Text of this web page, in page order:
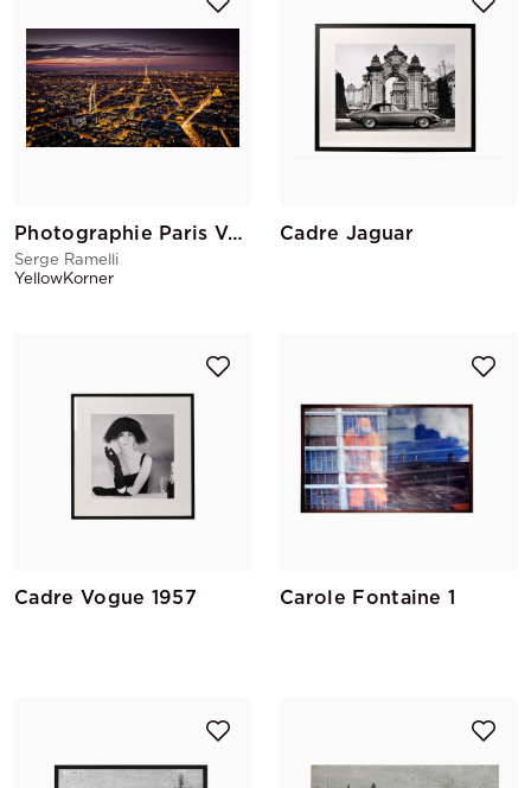
Photographie Paris Vu Du Ciel
Serge Ramelli
YellowKorner
Cadre Jaguar
Cadre Vogue 1957 Carole Fontaine 1